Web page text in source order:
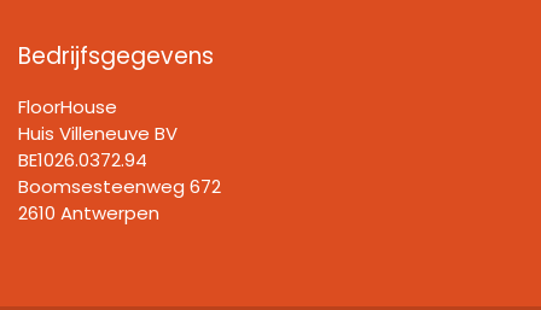
Bedrijfsgegevens
FloorHouse
Huis Villeneuve BV​
BE1026.0372.94
Boomsesteenweg 672
2610 Antwerpen